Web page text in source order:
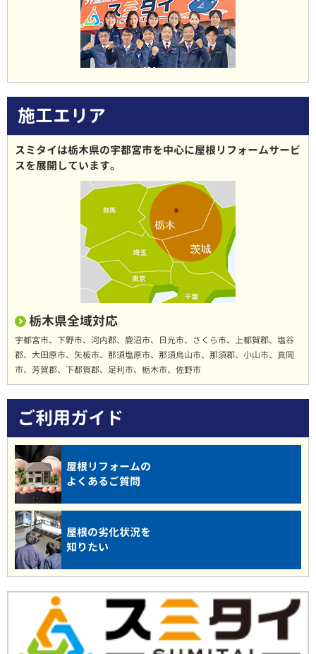
施工エリア
スミタイは栃木県の宇都宮市を中心に屋根リフォームサービ
スを展開しています。
栃木県全域対応
宇都宮市、下野市、河内郡、鹿沼市、日光市、さくら市、上都賀郡、塩谷
郡、大田原市、矢板市、那須塩原市、那須烏山市、那須郡、小山市、真岡
市、芳賀郡、下都賀郡、足利市、栃木市、佐野市
ご利用ガイド
屋根リフォームの
よくあるご質問
屋根の劣化状況を
知りたい